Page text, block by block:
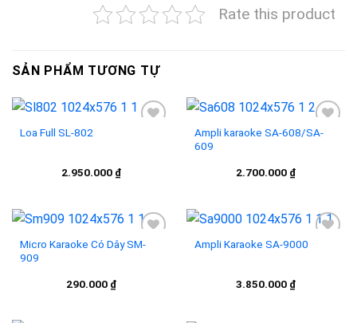
Rate this product
SẢN PHẨM TƯƠNG TỰ
Loa Full SL-802
2.950.000 ₫
Ampli karaoke SA-608/SA-
609
2.700.000 ₫
Micro Karaoke Có Dây SM-
909
290.000 ₫
Ampli Karaoke SA-9000
3.850.000 ₫